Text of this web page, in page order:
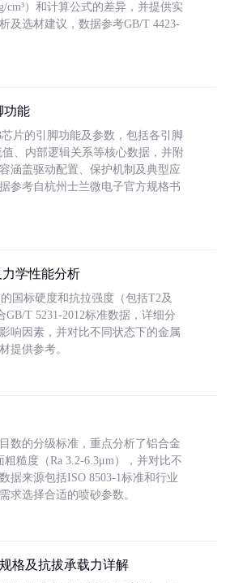
cm³）和计算公式的差异，并提供实
及选材建议，数据参考GB/T 4423-
功能
片的引脚功能及参数，包括各引脚
、内部逻辑关系等核心数据，并附
涵盖驱动配置、保护机制及典型应
参考自杭州士兰微电子官方规格书
学性能分析
国标硬度和抗拉强度（包括T2及
GB/T 5231-2012标准数据，详细分
响因素，并对比不同状态下的金属
提供参考。
数的分级标准，重点分析了铝合金
糙度（Ra 3.2-6.3μm），并对比不
据来源包括ISO 8503-1标准和行业
求选择合适的喷砂参数。
格及抗拔承载力详解